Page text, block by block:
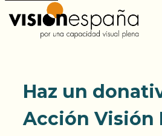
Haz un
Acción Visión